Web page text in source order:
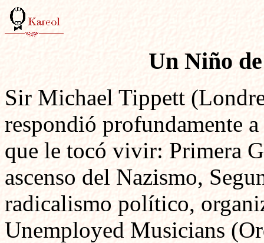
Un Niño
Sir Michael Tippett
respondió profundamente
que le tocó vivir: Primera
ascenso del Nazismo,
radicalismo político,
Unemployed Musicians